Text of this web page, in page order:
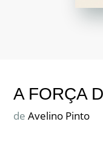
A FORÇA
de Avelino Pinto